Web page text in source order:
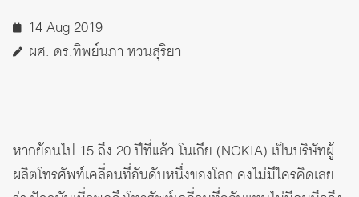
14 Aug 2019
ผศ. ดร.ทิพย์นภา หวนสุริยา
หากย้อนไป 15 ถึง 20 ปีที่แล้ว โนเกีย (NOKIA) เป็นบริษัทผู้
ผลิตโทรศัพท์เคลื่อนที่อันดับหนึ่งของโลก คงไม่มีใครคิดเลย